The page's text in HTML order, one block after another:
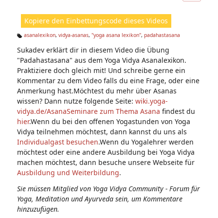
ic
Kopiere den Einbettungscode dieses Videos
g
s:
asanalexikon, vidya-asanas, "yoga asana lexikon", padahastasana
Sukadev erklärt dir in diesem Video die Übung
"Padahastasana" aus dem Yoga Vidya Asanalexikon.
Praktiziere doch gleich mit! Und schreibe gerne ein
Kommentar zu dem Video falls du eine Frage, oder eine
Anmerkung hast.Möchtest du mehr über Asanas
wissen? Dann nutze folgende Seite: wiki.yoga-
vidya.de/AsanaSeminare zum Thema Asana findest du
hier.Wenn du bei den offenen Yogastunden von Yoga
Vidya teilnehmen möchtest, dann kannst du uns als
Individualgast besuchen.Wenn du Yogalehrer werden
möchtest oder eine andere Ausbildung bei Yoga Vidya
machen möchtest, dann besuche unsere Webseite für
Ausbildung und Weiterbildung.
Sie müssen Mitglied von Yoga Vidya Community - Forum für
Yoga, Meditation und Ayurveda sein, um Kommentare
hinzuzufügen.